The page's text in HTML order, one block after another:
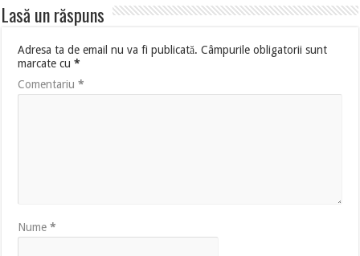
Lasă un răspuns
Adresa ta de email nu va fi publicată. Câmpurile obligatorii sunt
marcate cu*
Comentariu*
Nume*